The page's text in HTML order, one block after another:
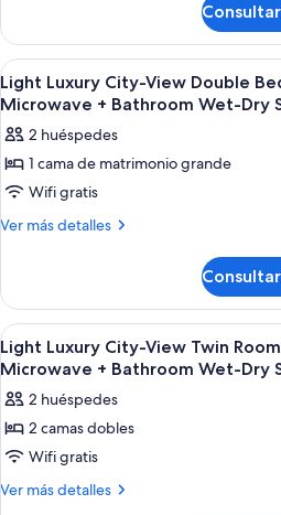
Room
[Romantic
City
View
+
Haier
Fridge
Microwave]
Fresh
round
Bed
Room
City
View
Haier
Fridge
+
Abrir
todas
las
fotos
de
Light
Luxury
Double
Bed
Room
(Haier
Fridge
+
Microwave
Bathroom
9
Light Luxury City-View Double
Microwave + Bathroom Wet-Dry
2 huéspedes
1 cama de matrimonio grande
Wifi gratis
Ver más detalles
Más
Luxury
City-
View
Double
Room
(Haier
+
Microwave
+
Abrir
todas
las
fotos
de
Light
Luxury
9
Light Luxury City-View Twin
Microwave + Bathroom Wet-Dry
2 huéspedes
2 camas dobles
Wifi gratis
Ver más detalles
Más